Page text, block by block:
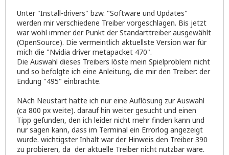
Unter "Install-drivers" bzw. "Software und Updates"
werden mir verschiedene Treiber vorgeschlagen. Bis jetzt
war wohl immer der Punkt der Standarttreiber ausgewählt
(OpenSource). Die vermeintlich aktuellste Version war für
mich die "Nvidia driver metapacket 470".
Die Auswahl dieses Treibers löste mein Spielproblem nicht
und so befolgte ich eine Anleitung, die mir den Treiber: der
Endung "495" einbrachte.
NAch Neustart hatte ich nur eine Auflösung zur Auswahl
(ca 800 px weite). darauf hin weiter gesucht und einen
Tipp gefunden, den ich leider nicht mehr finden kann und
nur sagen kann, dass im Terminal ein Errorlog angezeigt
wurde. wichtigster Inhalt war der Hinweis den Treiber 390
zu probieren, da der aktuelle Treiber nicht nutzbar wäre.